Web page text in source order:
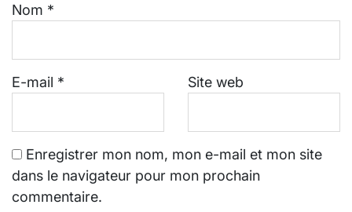
Nom *
E-mail * Site web
Enregistrer mon nom, mon e-mail et mon site
dans le navigateur pour mon prochain
commentaire.